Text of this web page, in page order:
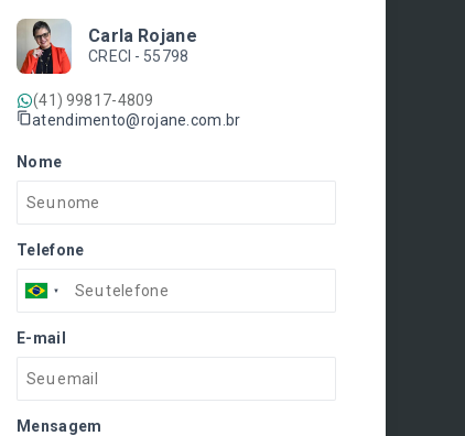
Carla Rojane
CRECI - 55798
(41) 99817-4809
atendimento@rojane.com.br
Nome
Telefone
E-mail
Mensagem